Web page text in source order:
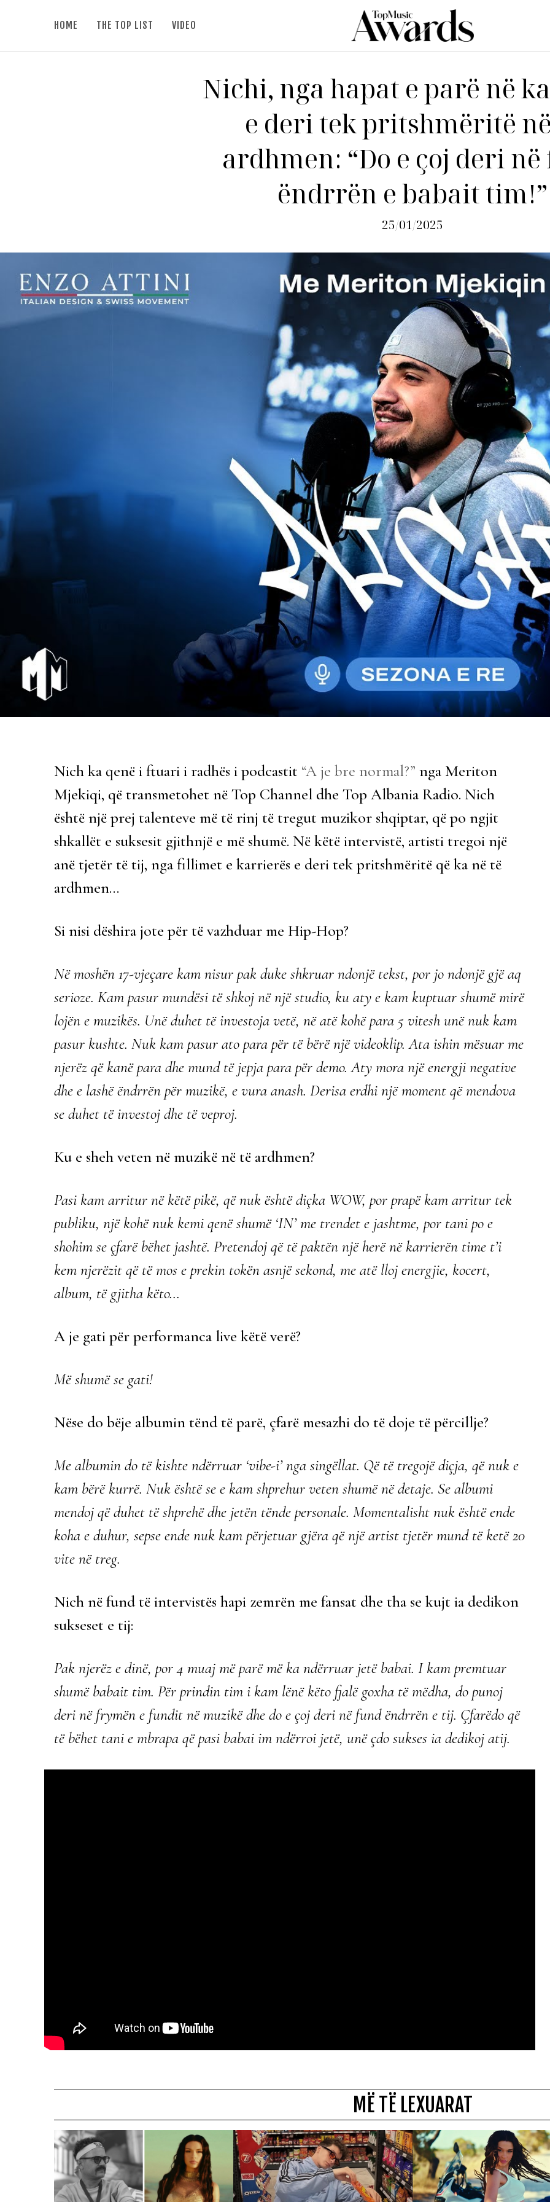
HOME THE TOP LIST VIDEO
Nichi, nga hapat e parë në
e deri tek pritshmëritë
ardhmen: “Do e çoj deri
ëndrrën e babait tim!”
25/01/2025
Nich ka qenë i ftuari i radhës i podcastit “A je bre normal?” nga Meriton
Mjekiqi, që transmetohet në Top Channel dhe Top Albania Radio. Nich
është një prej talenteve më të rinj të tregut muzikor shqiptar, që po ngjit
shkallët e suksesit gjithnjë e më shumë. Në këtë intervistë, artisti tregoi një
anë tjetër të tij, nga fillimet e karrierës e deri tek pritshmëritë që ka në të
ardhmen…
Si nisi dëshira jote për të vazhduar me Hip-Hop?
Në moshën 17-vjeçare kam nisur pak duke shkruar ndonjë tekst, por jo ndonjë gjë aq
serioze. Kam pasur mundësi të shkoj në një studio, ku aty e kam kuptuar shumë mirë
lojën e muzikës. Unë duhet të investoja vetë, në atë kohë para 5 vitesh unë nuk kam
pasur kushte. Nuk kam pasur ato para për të bërë një videoklip. Ata ishin mësuar me
njerëz që kanë para dhe mund të jepja para për demo. Aty mora një energji negative
dhe e lashë ëndrrën për muzikë, e vura anash. Derisa erdhi një moment që mendova
se duhet të investoj dhe të veproj.
Ku e sheh veten në muzikë në të ardhmen?
Pasi kam arritur në këtë pikë, që nuk është diçka WOW, por prapë kam arritur tek
publiku, një kohë nuk kemi qenë shumë ‘IN’ me trendet e jashtme, por tani po e
shohim se çfarë bëhet jashtë. Pretendoj që të paktën një herë në karrierën time t’i
kem njerëzit që të mos e prekin tokën asnjë sekond, me atë lloj energjie, kocert,
album, të gjitha këto…
A je gati për performanca live këtë verë?
Më shumë se gati!
Nëse do bëje albumin tënd të parë, çfarë mesazhi do të doje të përcillje?
Me albumin do të kishte ndërruar ‘vibe-i’ nga singëllat. Që të tregojë diçja, që nuk e
kam bërë kurrë. Nuk është se e kam shprehur veten shumë në detaje. Se albumi
mendoj që duhet të shprehë dhe jetën tënde personale. Momentalisht nuk është ende
koha e duhur, sepse ende nuk kam përjetuar gjëra që një artist tjetër mund të ketë 20
vite në treg.
Nich në fund të intervistës hapi zemrën me fansat dhe tha se kujt ia dedikon
sukseset e tij:
Pak njerëz e dinë, por 4 muaj më parë më ka ndërruar jetë babai. I kam premtuar
shumë babait tim. Për prindin tim i kam lënë këto fjalë goxha të mëdha, do punoj
deri në frymën e fundit në muzikë dhe do e çoj deri në fund ëndrrën e tij. Çfarëdo që
të bëhet tani e mbrapa që pasi babai im ndërroi jetë, unë çdo sukses ia dedikoj atij.
MË TË LEXUARAT